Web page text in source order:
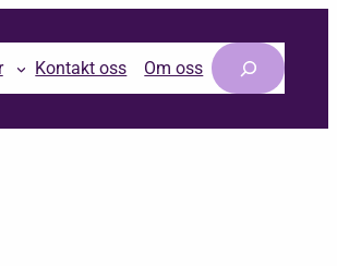
Kontakt oss Om oss
Søk